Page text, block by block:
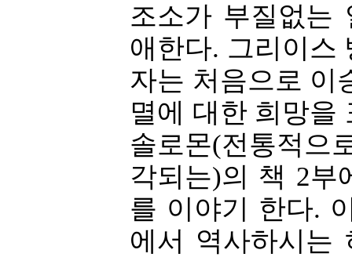
조소가 부질없는
애한다. 그리이스
자는 처음으로 이
멸에 대한 희망을
솔로몬(전통적으
각되는)의 책 2부
를 이야기 한다.
에서 역사하시는